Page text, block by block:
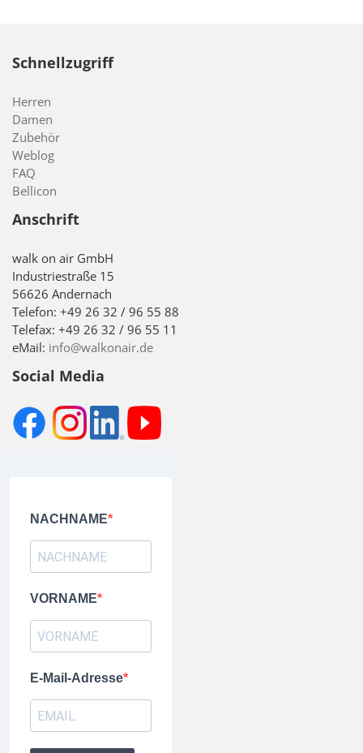
Schnellzugriff
Herren
Damen
Zubehör
Weblog
FAQ
Bellicon
Anschrift
walk on air GmbH
Industriestraße 15
56626 Andernach
Telefon: +49 26 32 / 96 55 88
Telefax: +49 26 32 / 96 55 11
eMail: info@walkonair.de
Social Media
NACHNAME
VORNAME
E-Mail-Adresse